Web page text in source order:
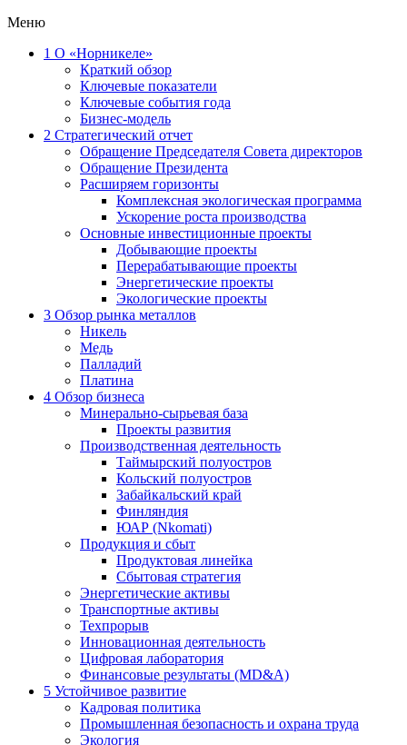
Меню
1 О «Норникеле»
Краткий обзор
Ключевые показатели
Ключевые события года
Бизнес-модель
2 Стратегический отчет
Обращение Председателя Совета директоров
Обращение Президента
Расширяем горизонты
Комплексная экологическая программа
Ускорение роста производства
Основные инвестиционные проекты
Добывающие проекты
Перерабатывающие проекты
Энергетические проекты
Экологические проекты
3 Обзор рынка металлов
Никель
Медь
Палладий
Платина
4 Обзор бизнеса
Минерально-сырьевая база
Проекты развития
Производственная деятельность
Таймырский полуостров
Кольский полуостров
Забайкальский край
Финляндия
ЮАР (Nkomati)
Продукция и сбыт
Продуктовая линейка
Сбытовая стратегия
Энергетические активы
Транспортные активы
Техпрорыв
Инновационная деятельность
Цифровая лаборатория
Финансовые результаты (MD&A)
5 Устойчивое развитие
Кадровая политика
Промышленная безопасность и охрана труда
Экология